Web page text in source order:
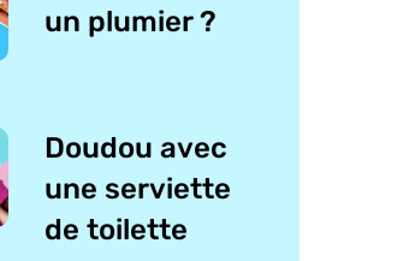
un plumier ?
Doudou avec
une serviette
de toilette